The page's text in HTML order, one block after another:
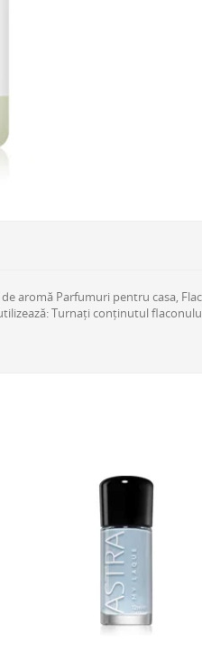
aromă Parfumuri pentru casa,
Turnați conținutul